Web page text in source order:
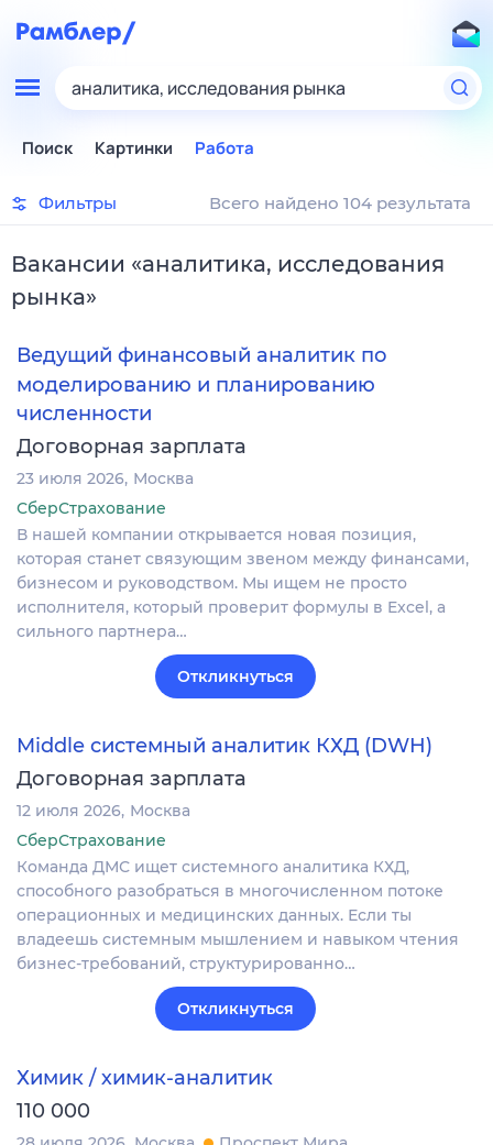
аналитика, исследования рынка
Поиск Картинки Работа
Фильтры Всего найдено 104 результата
Вакансии «аналитика, исследования
рынка»
Ведущий финансовый аналитик по
моделированию и планированию
численности
Договорная зарплата
23 июля 2026 Москва
СберСтрахование
В нашей компании открывается новая позиция,
которая станет связующим звеном между финансами,
бизнесом и руководством. Мы ищем не просто
исполнителя, который проверит формулы в Excel, а
сильного партнера…
Откликнуться
Middle системный аналитик КХД (DWH)
Договорная зарплата
12 июля 2026 Москва
СберСтрахование
Команда ДМС ищет системного аналитика КХД,
способного разобраться в многочисленном потоке
операционных и медицинских данных. Если ты
владеешь системным мышлением и навыком чтения
бизнес-требований, структурированно…
Откликнуться
Химик / химик-аналитик
110 000